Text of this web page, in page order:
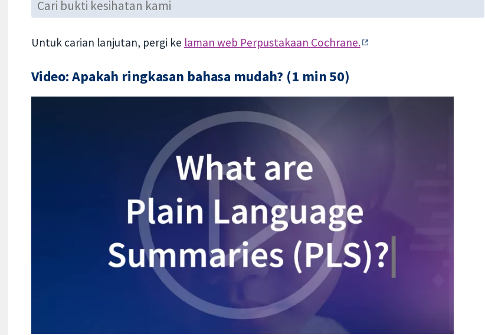
Untuk carian lanjutan, pergi ke laman web Perpustakaan Cochrane.
Video: Apakah ringkasan bahasa mudah? (1 min 50)